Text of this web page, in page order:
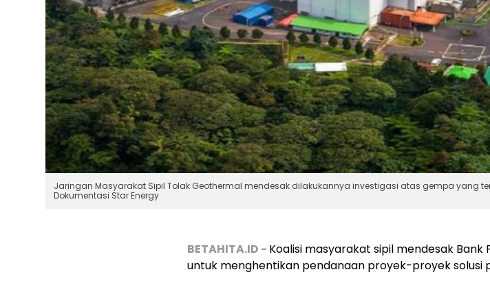
Jaringan Masyarakat Sipil Tolak Geothermal mendesak dilakukannya investigasi atas gempa yang
Dokumentasi Star Energy
BETAHITA.ID - Koalisi masyarakat sipil mendesak Bank
untuk menghentikan pendanaan proyek-proyek solusi